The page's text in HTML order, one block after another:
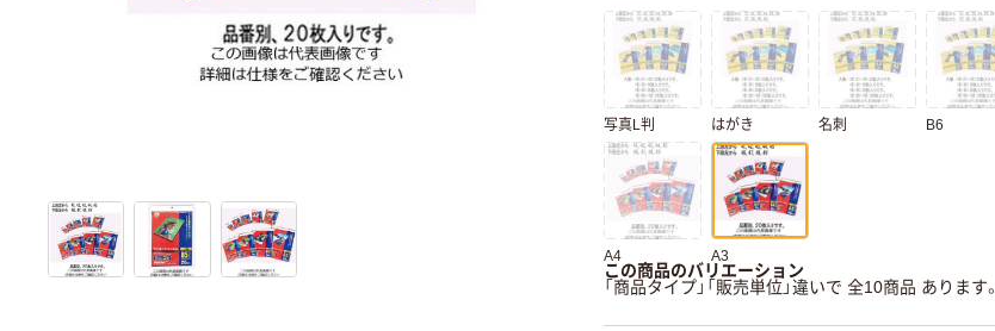
写真L判 はがき 名刺 B6
A4 A3
この商品のバリエーション
「商品タイプ」「販売単位」違いで 全10商品 あります。